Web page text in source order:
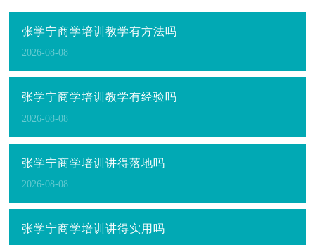
张学宁商学培训教学有方法吗
2026-08-08
张学宁商学培训教学有经验吗
2026-08-08
张学宁商学培训讲得落地吗
2026-08-08
张学宁商学培训讲得实用吗